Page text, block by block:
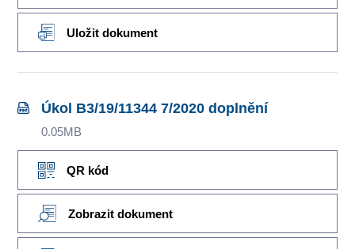
Uložit dokument
Úkol B3/19/11344 7/2020 doplnění
0.05MB
QR kód
Zobrazit dokument